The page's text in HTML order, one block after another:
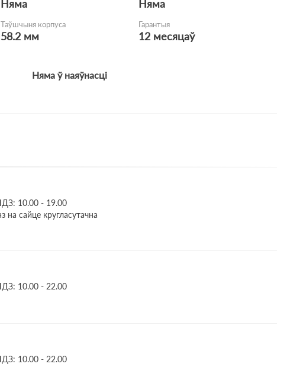
Няма Няма
Таўшчыня корпуса
58.2 мм
Гарантыя
12 месяцаў
Няма ў наяўнасці
10.00 - 19.00
на сайце кругласутачна
10.00 - 22.00
10.00 - 22.00